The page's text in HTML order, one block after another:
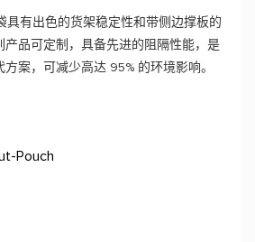
具有出色的货架稳定性和带侧边撑板的
产品可定制，具备先进的阻隔性能，是
案，可减少高达 95% 的环境影响。